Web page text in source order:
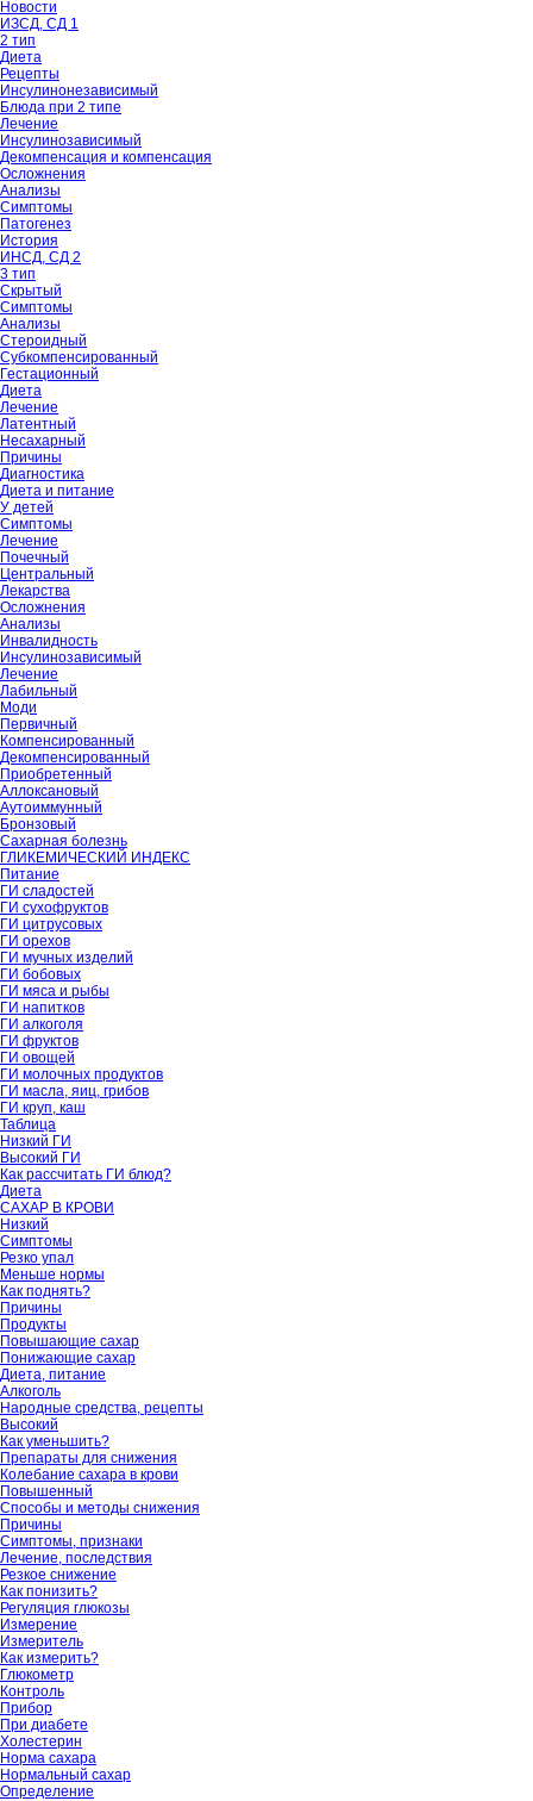
Новости
ИЗСД, СД 1
2 тип
Диета
Рецепты
Инсулинонезависимый
Блюда при 2 типе
Лечение
Инсулинозависимый
Декомпенсация и компенсация
Осложнения
Анализы
Симптомы
Патогенез
История
ИНСД, СД 2
3 тип
Скрытый
Симптомы
Анализы
Стероидный
Субкомпенсированный
Гестационный
Диета
Лечение
Латентный
Несахарный
Причины
Диагностика
Диета и питание
У детей
Симптомы
Лечение
Почечный
Центральный
Лекарства
Осложнения
Анализы
Инвалидность
Инсулинозависимый
Лечение
Лабильный
Моди
Первичный
Компенсированный
Декомпенсированный
Приобретенный
Аллоксановый
Аутоиммунный
Бронзовый
Сахарная болезнь
ГЛИКЕМИЧЕСКИЙ ИНДЕКС
Питание
ГИ сладостей
ГИ сухофруктов
ГИ цитрусовых
ГИ орехов
ГИ мучных изделий
ГИ бобовых
ГИ мяса и рыбы
ГИ напитков
ГИ алкоголя
ГИ фруктов
ГИ овощей
ГИ молочных продуктов
ГИ масла, яиц, грибов
ГИ круп, каш
Таблица
Низкий ГИ
Высокий ГИ
Как рассчитать ГИ блюд?
Диета
САХАР В КРОВИ
Низкий
Симптомы
Резко упал
Меньше нормы
Как поднять?
Причины
Продукты
Повышающие сахар
Понижающие сахар
Диета, питание
Алкоголь
Народные средства, рецепты
Высокий
Как уменьшить?
Препараты для снижения
Колебание сахара в крови
Повышенный
Способы и методы снижения
Причины
Симптомы, признаки
Лечение, последствия
Резкое снижение
Как понизить?
Регуляция глюкозы
Измерение
Измеритель
Как измерить?
Глюкометр
Контроль
Прибор
При диабете
Холестерин
Норма сахара
Нормальный сахар
Определение